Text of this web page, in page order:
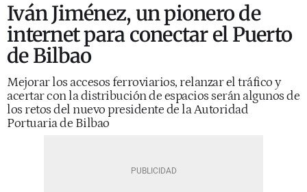
Iván Jiménez, un pionero de
internet para conectar el Puerto
de Bilbao
Mejorar los accesos ferroviarios, relanzar el tráfico y
acertar con la distribución de espacios serán algunos de
los retos del nuevo presidente de la Autoridad
Portuaria de Bilbao